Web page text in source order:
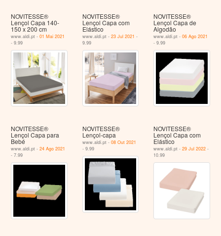
NOVITESSE®
Lençol Capa 140-
150 x 200 cm
www.aldi.pt -01 Mai 2021
- 9.99
NOVITESSE®
Lençol Capa com
Elástico
www.aldi.pt - 23 Jul 2021 -
9.99
NOVITESSE®
Lençol Capa de
Algodão
www.aldi.pt -06 Ago 2021
- 9.99
NOVITESSE®
Lençol Capa para
Bebé
www.aldi.pt -24 Ago 2021
- 7.99
NOVITESSE®
Lençol-capa
www.aldi.pt - 08 Out 2021
- 9.99
NOVITESSE®
Lençol Capa com
Elástico
www.aldi.pt -29 Jul 2022 -
10.99